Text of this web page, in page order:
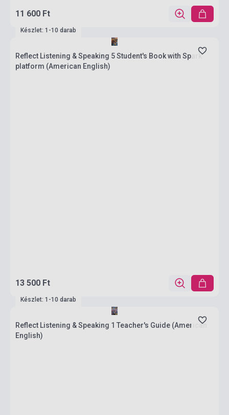
11 600 Ft
Készlet: 1-10 darab
Reflect Listening & Speaking 5 Student's Book with Spark
platform (American English)
13 500 Ft
Készlet: 1-10 darab
Reflect Listening & Speaking 1 Teacher's Guide (American
English)